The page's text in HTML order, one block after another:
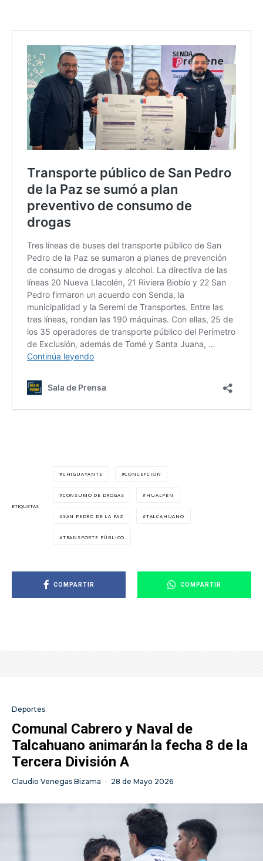
ETIQUETAS
CHIGUAYANTE CONCEPCIÓN
CONSUMO DE DROGAS HUALPÉN
SAN PEDRO DE LA PAZ TALCAHUANO
TRANSPORTE PÚBLICO
COMPARTIR COMPARTIR
Deportes
Comunal Cabrero y Naval de
Talcahuano animarán la fecha 8 de la
Tercera División A
Claudio Venegas Bizama · 28 de Mayo 2026